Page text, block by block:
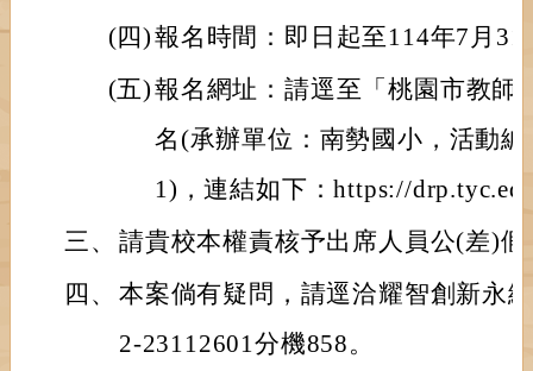
(四)報名時間：即日起至114年7月
(五)報名網址：請逕至「桃園市教師
名(承辦單位：南勢國小，活動
1)，連結如下：https://
三、 請貴校本權責核予出席人員公(差)假
四、 本案倘有疑問，請逕洽耀智創新永
2-23112601分機858。